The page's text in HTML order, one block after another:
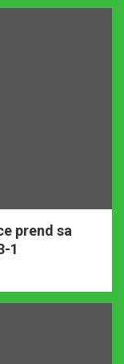
prend sa
1